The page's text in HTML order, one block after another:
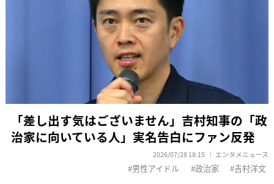
「差し出す気はございません」吉村知事の「政
治家に向いている人」実名告白にファン反発
2026/07/28 18:15 エンタメニュース
男性アイドル 政治家 吉村洋文